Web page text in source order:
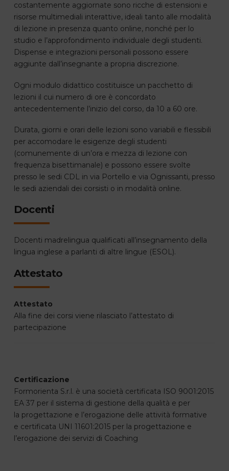
costantemente aggiornate sono ricche di estensioni e
risorse multimediali interattive, ideali tanto alle modalità
di lezione in presenza quanto online, nonché per lo
studio e l’approfondimento individuale degli studenti.
Dispense e integrazioni personali possono essere
aggiunte dall’insegnante a propria discrezione.
Ogni modulo didattico costituisce un pacchetto di
lezioni il cui numero di ore è concordato
antecedentemente l’inizio del corso, da 10 a 60 ore.
Durata, giorni e orari delle lezioni sono variabili e flessibili
per accomodare le esigenze degli studenti
(comunemente di un’ora e mezza di lezione con
frequenza bisettimanale) e possono essere svolte
presso le sedi CDL in via Portello e via Ognissanti, presso
le sedi aziendali dei corsisti o in modalità online.
Docenti
Docenti madrelingua qualificati all’insegnamento della
lingua inglese a parlanti di altre lingue (ESOL).
Attestato
Attestato
Alla fine dei corsi viene rilasciato l’attestato di
partecipazione
Certificazione
Formorienta S.r.l. è una società certificata ISO 9001:2015
EA 37 per il sistema di gestione della qualità e per
la progettazione e l’erogazione delle attività formative
e certificata UNI 11601:2015 per la progettazione e
l’erogazione dei servizi di Coaching